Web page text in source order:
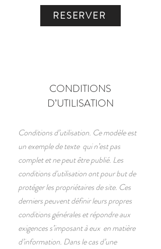
RESERVER
CONDITIONS
D’UTILISATION
Conditions d’utilisation. Ce modèle est
un exemple de texte qui n’est pas
complet et ne peut être publié. Les
conditions d'utilisation ont pour but de
protéger les propriétaires de site. Ces
derniers peuvent définir leurs propres
conditions générales et répondre aux
exigences s’imposant à eux en matière
d’information. Dans le cas d’une